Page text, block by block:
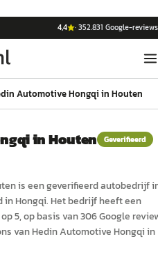
4,4 ·352.831 Google-reviews
Automotive Hongqi in Houten
in Houten Geverifieerd
is eengeverifieerdautobedrijf
in Hongqi. Het bedrijf heeft een
5, op basis van 306 Google
van Hedin Automotive Hongqi in